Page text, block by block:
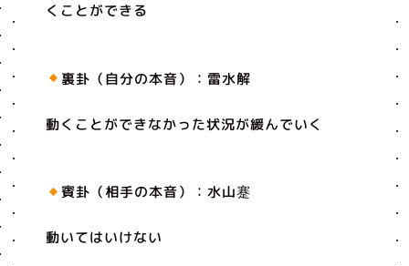
くことができる
裏卦（自分の本音）：雷水解
動くことができなかった状況が緩んでいく
賓卦（相手の本音）：水山蹇
動いてはいけない